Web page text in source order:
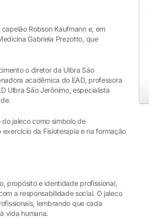
Robson Kaufmann e, em
Gabriela Prezotto, que
o diretor da Ulbra São
acadêmica do EAD, professora
Ulbra São Jerônimo, especialista
jaleco como símbolo de
da Fisioterapia e na formação
propósito e identidade profissional,
a responsabilidade social. O jaleco
lembrando que cada
vida humana.